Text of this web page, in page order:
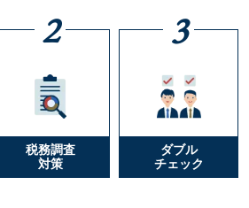
2
税務調査
対策
3
ダブル
チェック